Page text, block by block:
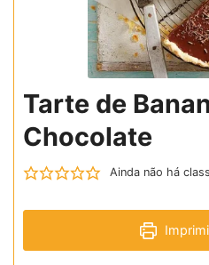
Tarte de
Chocolate
Ainda não há